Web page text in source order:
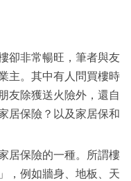
卻非常暢旺，筆者與友
主。其中有人問買樓時
友除獲送火險外，還自
居保險？以及家居保和
居保險的一種。所謂樓
，例如牆身、地板、天